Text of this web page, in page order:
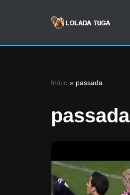
Início » passada
passada